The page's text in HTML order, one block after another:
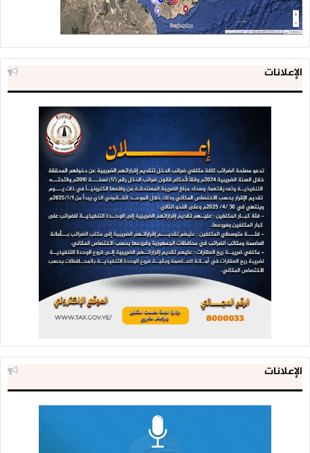
الإعلانات
الإعلانات